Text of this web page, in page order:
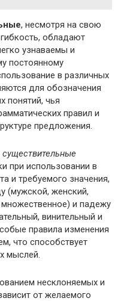
, несмотря на свою
обладают
узнаваемы и
постоянному
в различных
для обозначения
понятий, чья
правил и
предложения.
при использовании в
и требуемого значения,
(мужской, женский,
множественное) и падежу
винительный и
правила изменения
что способствует
мыслей.
несклоняемых и
от желаемого